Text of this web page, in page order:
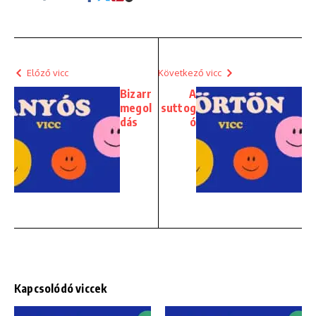
Előző vicc
Bizarr
megol
dás
Következő vicc
A
suttog
ó
Kapcsolódó viccek